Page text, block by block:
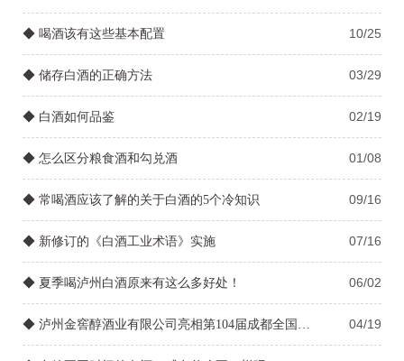
◆ 喝酒该有这些基本配置 10/25
◆ 储存白酒的正确方法 03/29
◆ 白酒如何品鉴 02/19
◆ 怎么区分粮食酒和勾兑酒 01/08
◆ 常喝酒应该了解的关于白酒的5个冷知识 09/16
◆ 新修订的《白酒工业术语》实施 07/16
◆ 夏季喝泸州白酒原来有这么多好处！ 06/02
04/19